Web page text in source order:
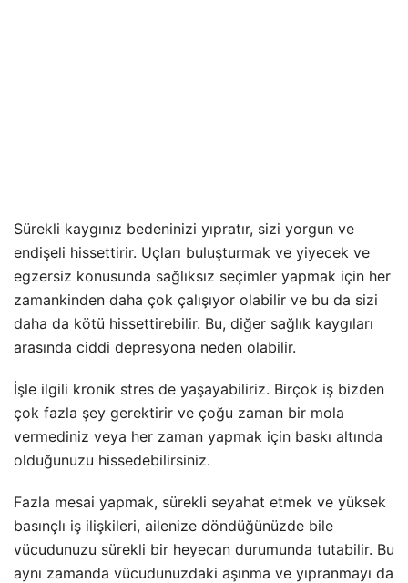
Sürekli kaygınız bedeninizi yıpratır, sizi yorgun ve
endişeli hissettirir. Uçları buluşturmak ve yiyecek ve
egzersiz konusunda sağlıksız seçimler yapmak için her
zamankinden daha çok çalışıyor olabilir ve bu da sizi
daha da kötü hissettirebilir. Bu, diğer sağlık kaygıları
arasında ciddi depresyona neden olabilir.
İşle ilgili kronik stres de yaşayabiliriz. Birçok iş bizden
çok fazla şey gerektirir ve çoğu zaman bir mola
vermediniz veya her zaman yapmak için baskı altında
olduğunuzu hissedebilirsiniz.
Fazla mesai yapmak, sürekli seyahat etmek ve yüksek
basınçlı iş ilişkileri, ailenize döndüğünüzde bile
vücudunuzu sürekli bir heyecan durumunda tutabilir. Bu
aynı zamanda vücudunuzdaki aşınma ve yıpranmayı da